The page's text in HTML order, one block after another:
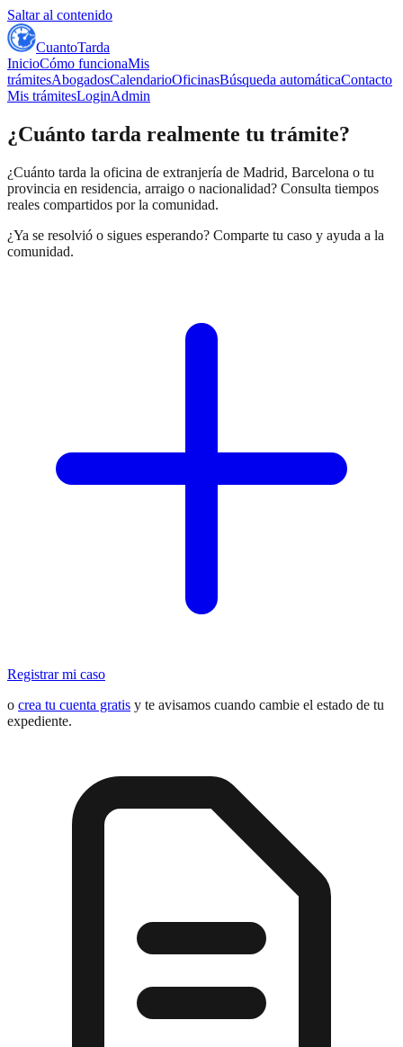
Saltar al contenido
CuantoTarda
InicioCómo funcionaMis
trámitesAbogadosCalendarioOficinasBúsqueda automáticaContacto
Mis trámitesLoginAdmin
¿Cuánto tarda realmente tu trámite?
¿Cuánto tarda la oficina de extranjería de Madrid, Barcelona o tu
provincia en residencia, arraigo o nacionalidad? Consulta tiempos
reales compartidos por la comunidad.
¿Ya se resolvió o sigues esperando? Comparte tu caso y ayuda a la
comunidad.
Registrar mi caso
o crea tu cuenta gratis y te avisamos cuando cambie el estado de tu
expediente.